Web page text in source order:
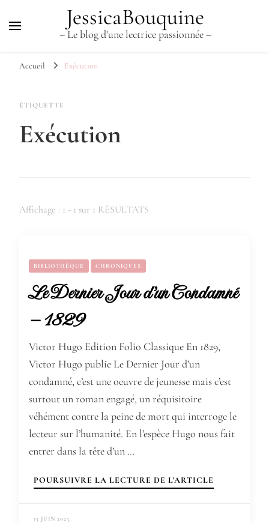
JessicaBouquine
– Le blog d'une lectrice passionnée –
Accueil Exécution
ÉTIQUETTE
Exécution
Affichage : 1 - 1 sur 1 RÉSULTATS
BIBLIOTHÈQUE CHRONIQUES
Le Dernier Jour d’un Condamné
– 1829
Victor Hugo Edition Folio Classique En 1829,
Victor Hugo publie Le Dernier Jour d’un
condamné, c’est une oeuvre de jeunesse mais c’est
surtout un roman engagé, un réquisitoire
véhément contre la peine de mort qui interroge le
lecteur sur l’humanité. En l’espèce Hugo nous fait
entrer dans la tête d’un …
POURSUIVRE LA LECTURE DE L'ARTICLE
15 JUIN 2023